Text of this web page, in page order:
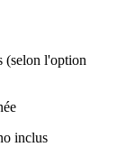
(selon l'option
inclus